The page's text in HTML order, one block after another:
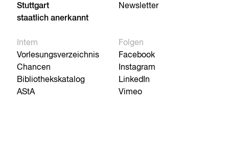
Stuttgart
staatlich anerkannt
Newsletter
Intern
Vorlesungsverzeichnis
Chancen
Bibliothekskatalog
AStA
Folgen
Facebook
Instagram
LinkedIn
Vimeo